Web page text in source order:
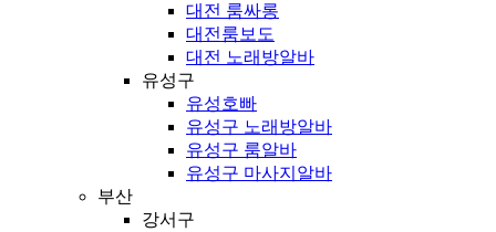
대전 룸싸롱
대전룸보도
대전 노래방알바
유성구
유성호빠
유성구 노래방알바
유성구 룸알바
유성구 마사지알바
부산
강서구